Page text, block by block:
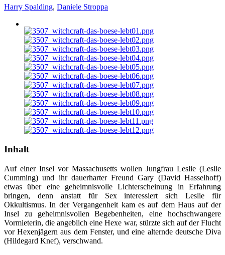
Harry Spalding, Daniele Stroppa
Inhalt
Auf einer Insel vor Massachusetts wollen Jungfrau Leslie (Leslie
Cumming) und ihr dauerharter Freund Gary (David Hasselhoff)
etwas über eine geheimnisvolle Lichterscheinung in Erfahrung
bringen, denn anstatt für Sex interessiert sich Leslie für
Okkultismus. In der Vergangenheit kam es auf dem Haus auf der
Insel zu geheimnisvollen Begebenheiten, eine hochschwangere
Vormieterin, die angeblich eine Hexe war, stürzte sich auf der Flucht
vor Hexenjägern aus dem Fenster, und eine alternde deutsche Diva
(Hildegard Knef), verschwand.